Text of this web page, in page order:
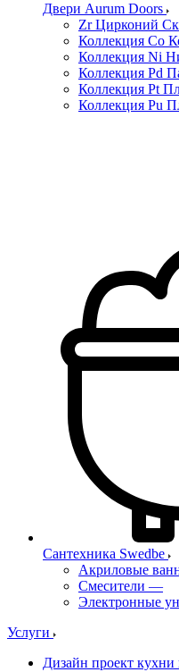
Двери Aurum Doors
Zr Цирконий
Коллекция Co
Коллекция Ni
Коллекция Pd
Коллекция Pt
Коллекция Pu
Сантехника Swedbe
Акриловые
Смесители —
Электронные
Услуги
Дизайн проект кухни